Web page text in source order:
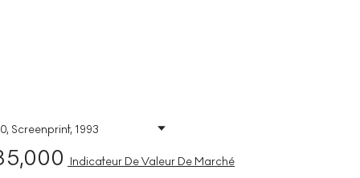
Screenprint, 1993
Taille
H 84cm X W
Signé: Oui
Indicateur De Valeur De Marché